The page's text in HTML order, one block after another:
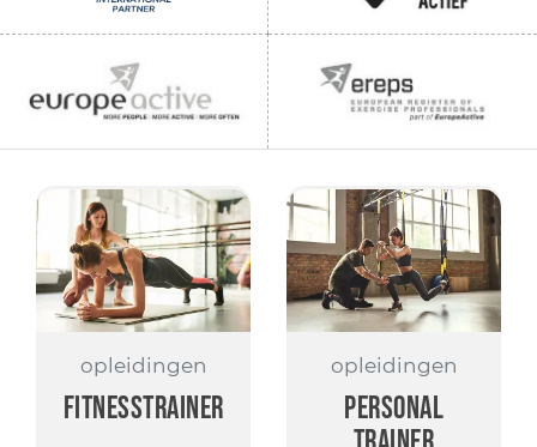
opleidingen
Fitnesstrainer
opleidingen
Personal